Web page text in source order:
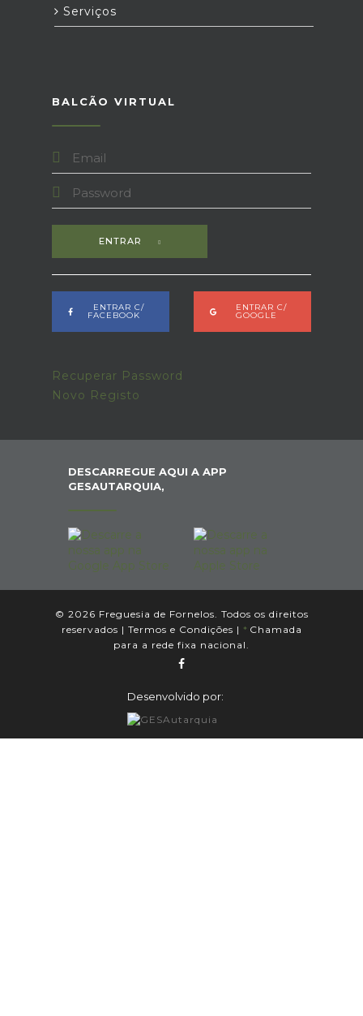
Serviços
BALCÃO VIRTUAL
ENTRAR
ENTRAR C/
FACEBOOK
ENTRAR C/
GOOGLE
Recuperar Password
Novo Registo
DESCARREGUE AQUI A APP
GESAUTARQUIA,
© 2026 Freguesia de Fornelos. Todos os direitos
reservados | Termos e Condições | * Chamada
para a rede fixa nacional.
Desenvolvido por: